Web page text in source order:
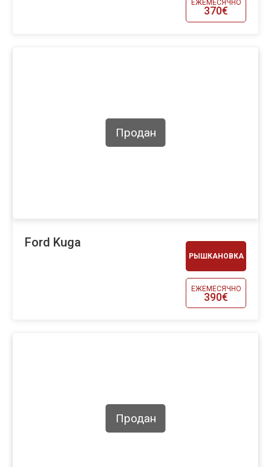
ЕЖЕМЕСЯЧНО
370€
РЫШКАНОВКА
ЕЖЕМЕСЯЧНО
390€
Продан
Ford Kuga
Продан